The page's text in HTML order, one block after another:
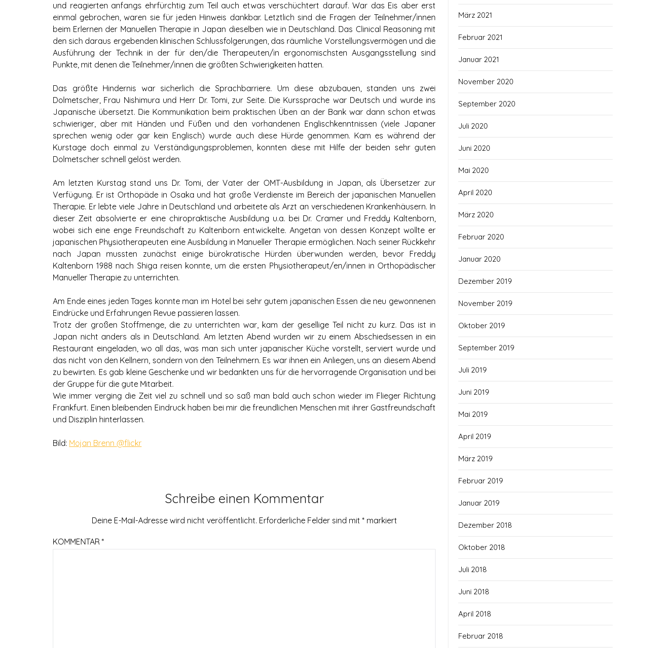
und reagierten anfangs ehrfürchtig zum Teil auch etwas verschüchtert darauf. War das Eis aber erst
einmal gebrochen, waren sie für jeden Hinweis dankbar. Letztlich sind die Fragen der Teilnehmer/innen
beim Erlernen der Manuellen Therapie in Japan dieselben wie in Deutschland. Das Clinical Reasoning mit
den sich daraus ergebenden klinischen Schlussfolgerungen, das räumliche Vorstellungsvermögen und die
Ausführung der Technik in der für den/die Therapeuten/in ergonomischsten Ausgangsstellung sind
Punkte, mit denen die Teilnehmer/innen die größten Schwierigkeiten hatten.
Das größte Hindernis war sicherlich die Sprachbarriere. Um diese abzubauen, standen uns zwei
Dolmetscher, Frau Nishimura und Herr Dr. Tomi, zur Seite. Die Kurssprache war Deutsch und wurde ins
Japanische übersetzt. Die Kommunikation beim praktischen Üben an der Bank war dann schon etwas
schwieriger, aber mit Händen und Füßen und den vorhandenen Englischkenntnissen (viele Japaner
sprechen wenig oder gar kein Englisch) wurde auch diese Hürde genommen. Kam es während der
Kurstage doch einmal zu Verständigungsproblemen, konnten diese mit Hilfe der beiden sehr guten
Dolmetscher schnell gelöst werden.
Am letzten Kurstag stand uns Dr. Tomi, der Vater der OMT-Ausbildung in Japan, als Übersetzer zur
Verfügung. Er ist Orthopäde in Osaka und hat große Verdienste im Bereich der japanischen Manuellen
Therapie. Er lebte viele Jahre in Deutschland und arbeitete als Arzt an verschiedenen Krankenhäusern. In
dieser Zeit absolvierte er eine chiropraktische Ausbildung u.a. bei Dr. Cramer und Freddy Kaltenborn,
wobei sich eine enge Freundschaft zu Kaltenborn entwickelte. Angetan von dessen Konzept wollte er
japanischen Physiotherapeuten eine Ausbildung in Manueller Therapie ermöglichen. Nach seiner Rückkehr
nach Japan mussten zunächst einige bürokratische Hürden überwunden werden, bevor Freddy
Kaltenborn 1988 nach Shiga reisen konnte, um die ersten Physiotherapeut/en/innen in Orthopädischer
Manueller Therapie zu unterrichten.
Am Ende eines jeden Tages konnte man im Hotel bei sehr gutem japanischen Essen die neu gewonnenen
Eindrücke und Erfahrungen Revue passieren lassen.
Trotz der großen Stoffmenge, die zu unterrichten war, kam der gesellige Teil nicht zu kurz. Das ist in
Japan nicht anders als in Deutschland. Am letzten Abend wurden wir zu einem Abschiedsessen in ein
Restaurant eingeladen, wo all das, was man sich unter japanischer Küche vorstellt, serviert wurde und
das nicht von den Kellnern, sondern von den Teilnehmern. Es war ihnen ein Anliegen, uns an diesem Abend
zu bewirten. Es gab kleine Geschenke und wir bedankten uns für die hervorragende Organisation und bei
der Gruppe für die gute Mitarbeit.
Wie immer verging die Zeit viel zu schnell und so saß man bald auch schon wieder im Flieger Richtung
Frankfurt. Einen bleibenden Eindruck haben bei mir die freundlichen Menschen mit ihrer Gastfreundschaft
und Disziplin hinterlassen.
Bild: Mojan Brenn @flickr
Schreibe einen Kommentar
Deine E-Mail-Adresse wird nicht veröffentlicht. Erforderliche Felder sind mit *markiert
KOMMENTAR *
März 2021
Februar 2021
Januar 2021
November 2020
September 2020
Juli 2020
Juni 2020
Mai 2020
April 2020
März 2020
Februar 2020
Januar 2020
Dezember 2019
November 2019
Oktober 2019
September 2019
Juli 2019
Juni 2019
Mai 2019
April 2019
März 2019
Februar 2019
Januar 2019
Dezember 2018
Oktober 2018
Juli 2018
Juni 2018
April 2018
Februar 2018